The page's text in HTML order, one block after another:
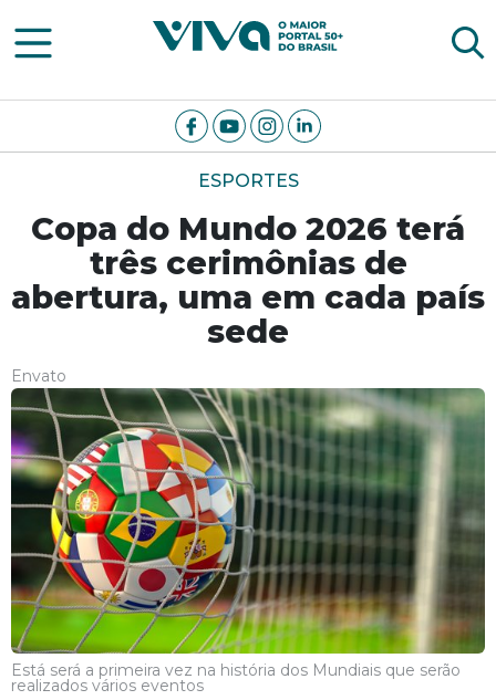
Viva Notícias
ESPORTES
Copa do Mundo 2026 terá
três cerimônias de
abertura, uma em cada país
sede
Envato
Está será a primeira vez na história dos Mundiais que serão
realizados vários eventos